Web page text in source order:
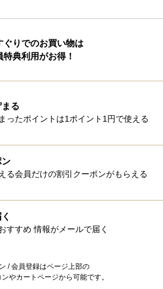
ぐりでのお買い物は
特典利用がお得！
る
ったポイントは1ポイント1円で使える
ン
る会員だけの割引クーポンがもらえる
すすめ 情報がメールで届く
/ 会員登録はページ上部の
やカートページから可能です。